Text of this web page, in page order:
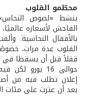
محطّمو القلوب
ينشط «لصوص
الفاحش لأسعاره
بالأقفال النحاسية.
قفلاً قبل أن يسقطا في
حوالى 16
إعلان تطلب فيه من
بعد أن عثرت على مئات